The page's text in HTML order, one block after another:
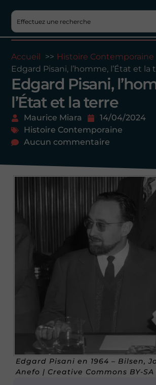
Accueil
Histoire Contemporaine
Edgard Pisani, l’homme, l’État et la
Edgard Pisani,
l’État et la terre
Maurice Miara
14/04/2024
Histoire Contemporaine
Aucun commentaire
Edgard Pisani en 1964 – Bilsen,
Anefo | Creative Commons BY-SA